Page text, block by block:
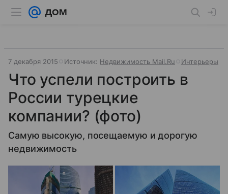
7 декабря 2015 Источник: Недвижимость Mail.Ru Интерьеры
Что успели построить в
России турецкие
компании? (фото)
Самую высокую, посещаемую и дорогую
недвижимость